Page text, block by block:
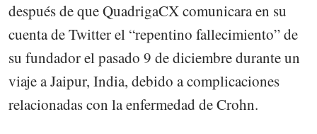
después de que QuadrigaCX comunicara en su
cuenta de Twitter el “repentino fallecimiento” de
su fundador el pasado 9 de diciembre durante un
viaje a Jaipur, India, debido a complicaciones
relacionadas con la enfermedad de Crohn.